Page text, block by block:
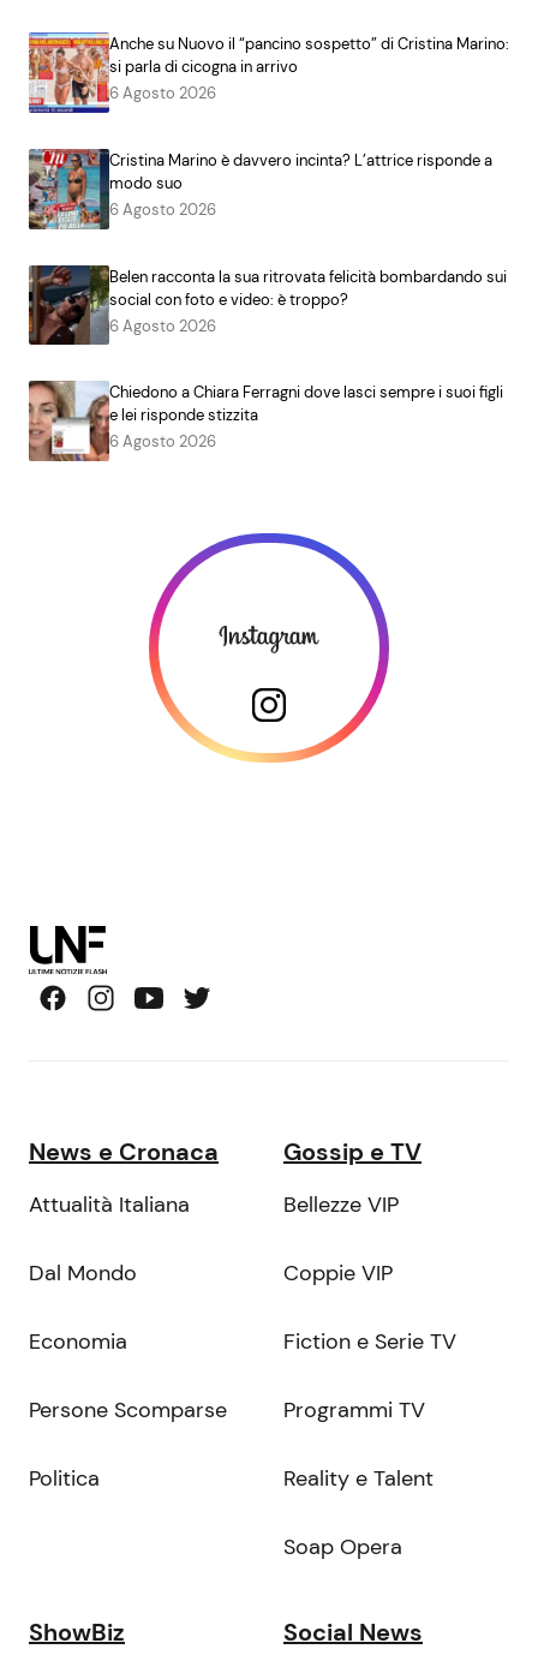
Anche su Nuovo il “pancino sospetto” di Cristina Marino:
si parla di cicogna in arrivo
6 Agosto 2026
Cristina Marino è davvero incinta? L’attrice risponde a
modo suo
6 Agosto 2026
Belen racconta la sua ritrovata felicità bombardando sui
social con foto e video: è troppo?
6 Agosto 2026
Chiedono a Chiara Ferragni dove lasci sempre i suoi figli
e lei risponde stizzita
6 Agosto 2026
News e Cronaca
Attualità Italiana
Dal Mondo
Economia
Persone Scomparse
Politica
Gossip e TV
Bellezze VIP
Coppie VIP
Fiction e Serie TV
Programmi TV
Reality e Talent
Soap Opera
ShowBiz Social News